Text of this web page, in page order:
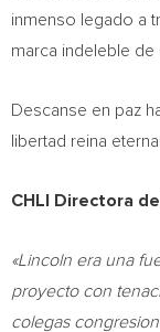
inmenso legado a
marca indeleble
Descanse en paz
libertad reina
CHLI Directora
«Lincoln era una
proyecto con
colegas